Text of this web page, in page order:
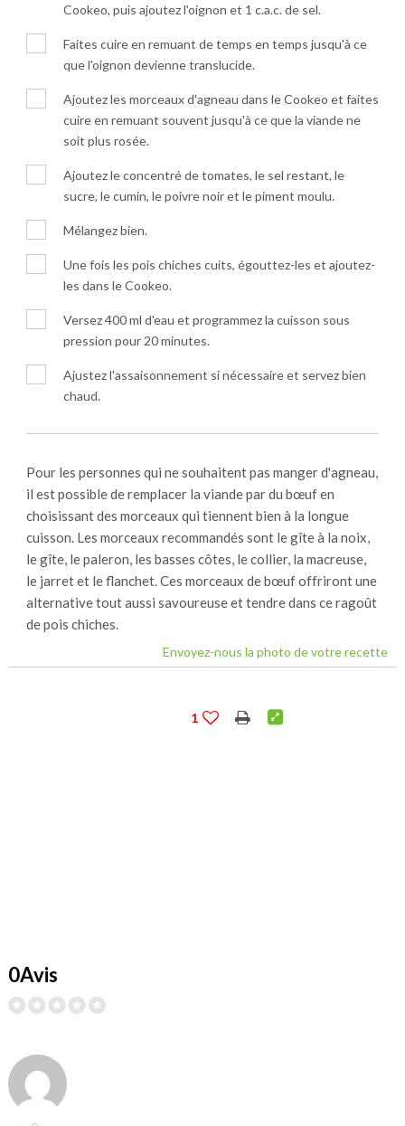
Cookeo, puis ajoutez l'oignon et 1 c.a.c. de sel.
Faites cuire en remuant de temps en temps jusqu'à ce
que l'oignon devienne translucide.
Ajoutez les morceaux d'agneau dans le Cookeo et faites
cuire en remuant souvent jusqu'à ce que la viande ne
soit plus rosée.
Ajoutez le concentré de tomates, le sel restant, le
sucre, le cumin, le poivre noir et le piment moulu.
Mélangez bien.
Une fois les pois chiches cuits, égouttez-les et ajoutez-
les dans le Cookeo.
Versez 400 ml d'eau et programmez la cuisson sous
pression pour 20 minutes.
Ajustez l'assaisonnement si nécessaire et servez bien
chaud.
Pour les personnes qui ne souhaitent pas manger d'agneau,
il est possible de remplacer la viande par du bœuf en
choisissant des morceaux qui tiennent bien à la longue
cuisson. Les morceaux recommandés sont le gîte à la noix,
le gîte, le paleron, les basses côtes, le collier, la macreuse,
le jarret et le flanchet. Ces morceaux de bœuf offriront une
alternative tout aussi savoureuse et tendre dans ce ragoût
de pois chiches.
Envoyez-nous la photo de votre recette
1
0Avis